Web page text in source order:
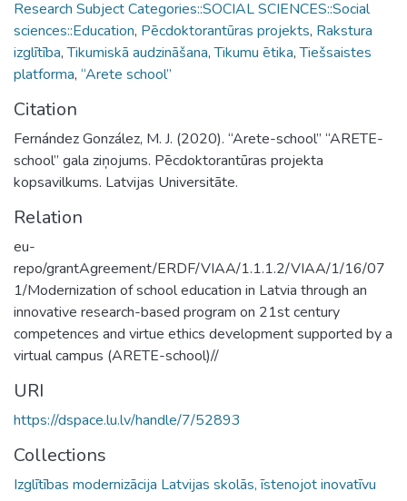
Research Subject Categories::SOCIAL SCIENCES::Social
sciences::Education, Pēcdoktorantūras projekts, Rakstura
izglītība,Tikumiskā audzināšana,Tikumu ētika,Tiešsaistes
platforma, “Arete school”
Citation
Fernández González, M. J. (2020). “Arete-school” “ARETE-
school” gala ziņojums. Pēcdoktorantūras projekta
kopsavilkums. Latvijas Universitāte.
Relation
eu-
repo/grantAgreement/ERDF/VIAA/1.1.1.2/VIAA/1/16/07
1/Modernization of school education in Latvia through an
innovative research-based program on 21st century
competences and virtue ethics development supported by a
virtual campus (ARETE-school)//
URI
https://dspace.lu.lv/handle/7/52893
Collections
Izglītības modernizācija Latvijas skolās, īstenojot inovatīvu